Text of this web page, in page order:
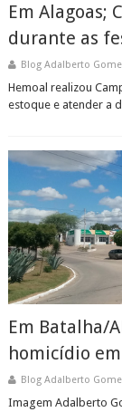
Em Alagoas;
durante as
Blog Adalberto
Hemoal realizou
estoque e atender a
Em Batalha/
homicídio
Blog Adalberto
Imagem Adalberto